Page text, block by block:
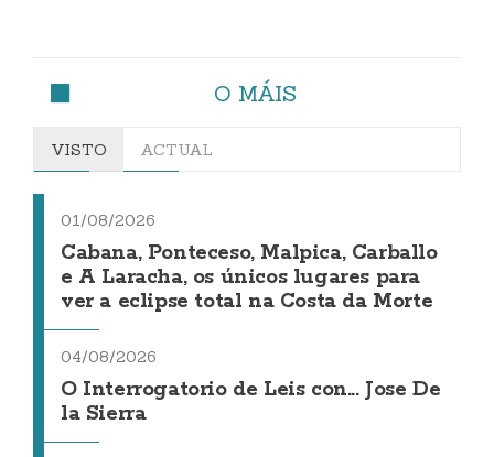
O MÁIS
VISTO ACTUAL
01/08/2026
Cabana, Ponteceso, Malpica, Carballo
e A Laracha, os únicos lugares para
ver a eclipse total na Costa da Morte
04/08/2026
O Interrogatorio de Leis con... Jose De
la Sierra